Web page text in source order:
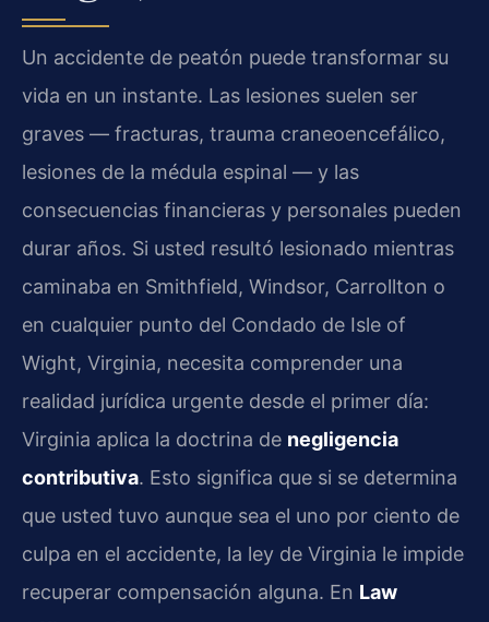
Un accidente de peatón puede transformar su
vida en un instante. Las lesiones suelen ser
graves — fracturas, trauma craneoencefálico,
lesiones de la médula espinal — y las
consecuencias financieras y personales pueden
durar años. Si usted resultó lesionado mientras
caminaba en Smithfield, Windsor, Carrollton o
en cualquier punto del Condado de Isle of
Wight, Virginia, necesita comprender una
realidad jurídica urgente desde el primer día:
Virginia aplica la doctrina de negligencia
contributiva. Esto significa que si se determina
que usted tuvo aunque sea el uno por ciento de
culpa en el accidente, la ley de Virginia le impide
recuperar compensación alguna. En Law